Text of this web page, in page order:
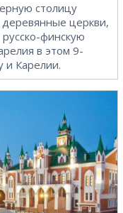
столицу
церкви,
финскую
в этом 9-
и Карелии.